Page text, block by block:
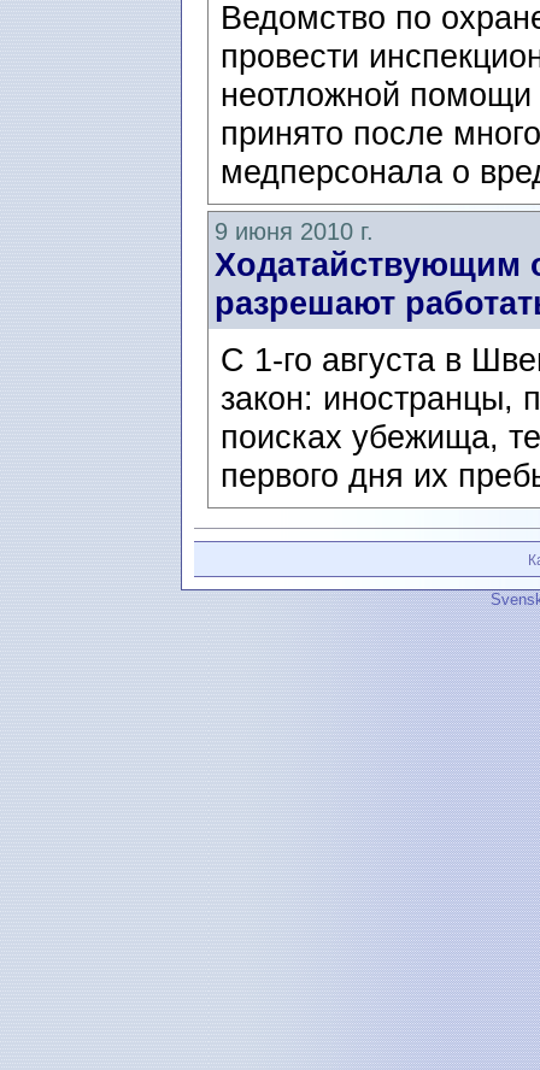
Ведомство по
провести
неотложной
принято после
медперсонала о
9 июня 2010 г.
разрешают
C 1-го августа в
закон:
поисках убежища,
первого дня их